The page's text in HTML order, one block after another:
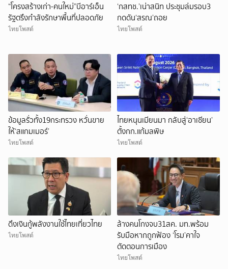
“โครงสร้างเก่า-คนใหม่”บีอาร์เอ็น
รัฐตรึงกำลังรักษาพื้นที่ปลอดภัย
ไทยโพสต์
‘กสทช.’เน่าสนิท ประชุมล่มรอบ3
กดดัน‘สรณ’ถอย
ไทยโพสต์
ข้อมูลรั่วทั้ง19กระทรวง หวั่นขาย
ให้‘สแกมเมอร์’
ไทยโพสต์
ไทยหนุนเมียนมา กลับสู่‘อาเซียน’
ตั้งกก.แก้มลพิษ
ไทยโพสต์
ดึงเงินกู้พลังงานใช้ไทยเที่ยวไทย
ไทยโพสต์
ล้างคนโกงจบ31สค. มท.พร้อม
รับมือหากถูกฟ้อง ‘โรม’คาใจ
ตัดตอนการเมือง
ไทยโพสต์